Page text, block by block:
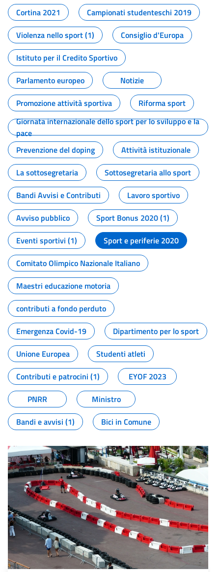
Cortina 2021
Campionati studenteschi 2019
Violenza nello sport (1)
Consiglio d'Europa
Istituto per il Credito Sportivo
Parlamento europeo
Notizie
Promozione attività sportiva
Riforma sport
Giornata internazionale dello sport per lo sviluppo e la
pace
Prevenzione del doping
Attività istituzionale
La sottosegretaria
Sottosegretaria allo sport
Bandi Avvisi e Contributi
Lavoro sportivo
Avviso pubblico
Sport Bonus 2020 (1)
Eventi sportivi (1)
Sport e periferie 2020
Comitato Olimpico Nazionale Italiano
Maestri educazione motoria
contributi a fondo perduto
Emergenza Covid-19
Dipartimento per lo sport
Unione Europea
Studenti atleti
Contributi e patrocini (1)
EYOF 2023
PNRR
Ministro
Bandi e avvisi (1)
Bici in Comune